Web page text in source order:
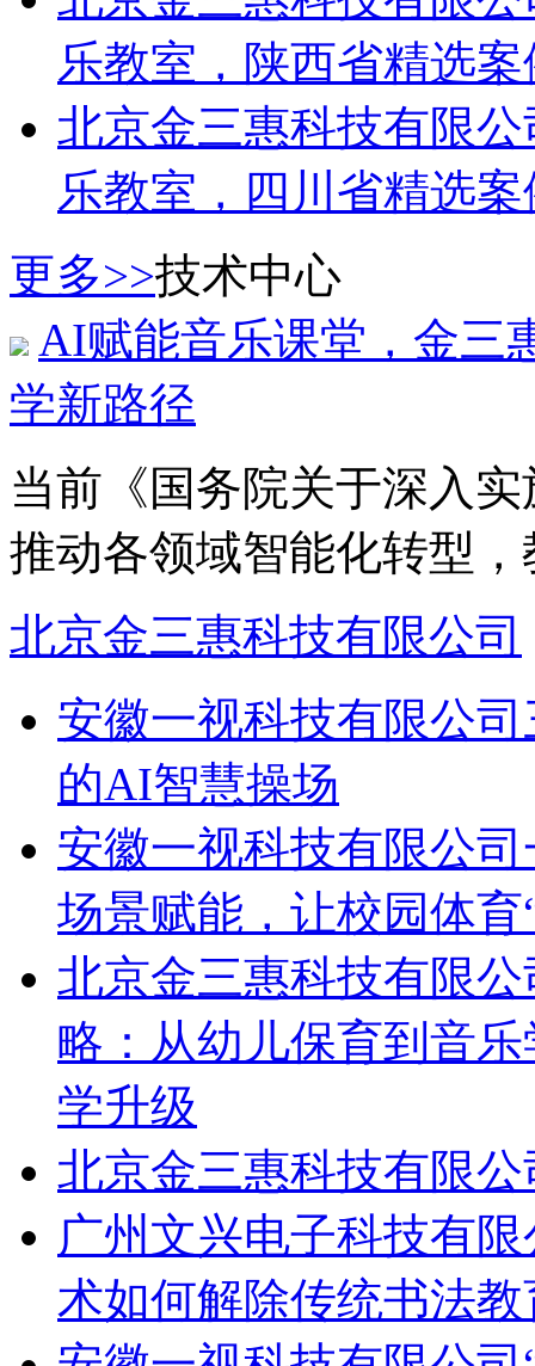
北京金三惠科技有限公
乐教室，陕西省精选案
北京金三惠科技有限公
乐教室，四川省精选案
更多>>技术中心
AI赋能音乐课堂，金三
学新路径
当前《国务院关于深入
推动各领域智能化转型
北京金三惠科技有限公司
安徽一视科技有限公司
的AI智慧操场
安徽一视科技有限公司
场景赋能，让校园体育
北京金三惠科技有限公
略：从幼儿保育到音
学升级
北京金三惠科技有限公
广州文兴电子科技有限
术如何解除传统书法